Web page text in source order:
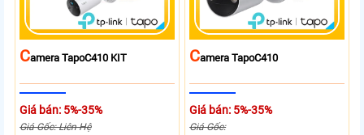
CAmera TapoC410 KIT
Giá bán: 5%-35%
Giá Gốc: Liên Hệ
CAmera TapoC410
Giá bán: 5%-35%
Giá Gốc: